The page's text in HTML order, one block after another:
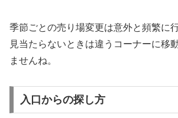
季節ごとの売り場変更は意外と頻繁に
見当たらないときは違うコーナーに移
ませんね。
入口からの探し方